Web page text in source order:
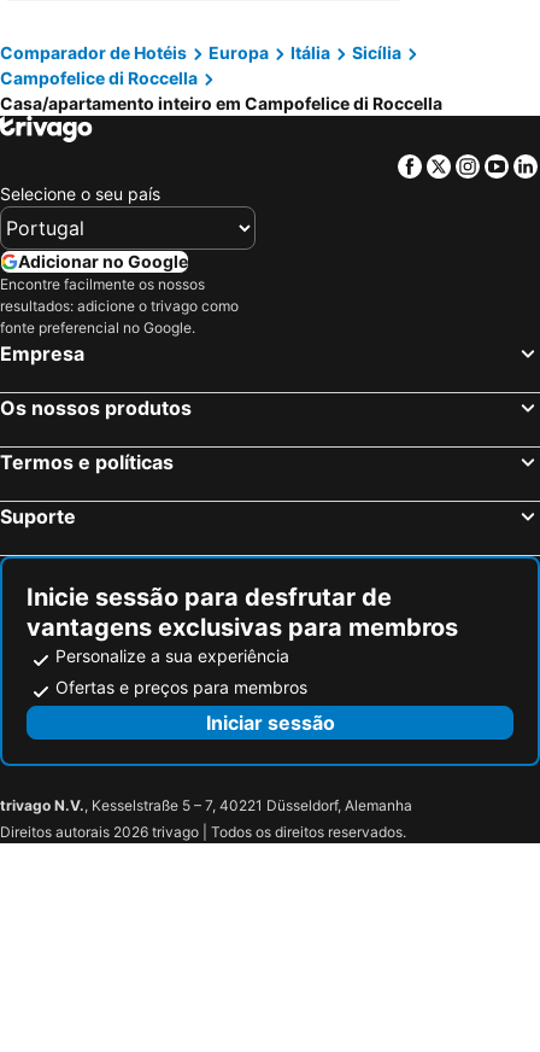
Cefalu Holiday Apartments
Stanze Al Duomo
Comparador de Hotéis Europa Itália
Sicília
Campofelice di Roccella
Casa/apartamento inteiro em Campofelice di Roccella
Facebook
Twitter
Selecione o seu país
Adicionar no Google
Encontre facilmente os nossos
resultados: adicione o trivago como
fonte preferencial no Google.
Empresa
Os nossos produtos
Termos e políticas
Suporte
Inicie sessão para desfrutar de
vantagens exclusivas para membros
Personalize a sua experiência
Ofertas e preços para membros
Iniciar sessão
trivago N.V., Kesselstraße 5 – 7, 40221 Düsseldorf, Alemanha
Direitos autorais 2026 trivago | Todos os direitos reservados.